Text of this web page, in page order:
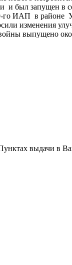
и был запущен в
го ИАП в
изменения
выпущено
выдачи в